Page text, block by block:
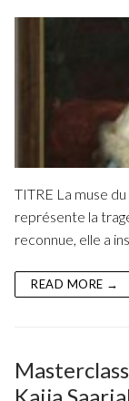
TITRE La muse
représente la
reconnue, elle a
READ MORE →